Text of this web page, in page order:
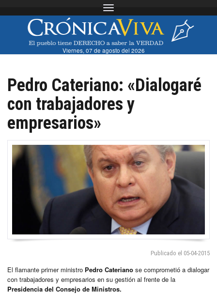
Toggle navigation
Viernes, 07 de agosto del 2026
Pedro Cateriano: «Dialogaré
con trabajadores y
empresarios»
Publicado el 05-04-2015
El flamante primer ministro Pedro Cateriano se comprometió a dialogar
con trabajadores y empresarios en su gestión al frente de la
Presidencia del Consejo de Ministros.